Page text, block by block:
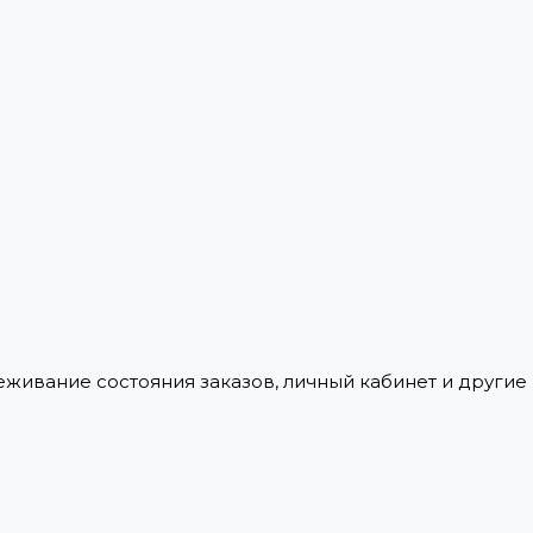
состояния заказов, личный кабинет и